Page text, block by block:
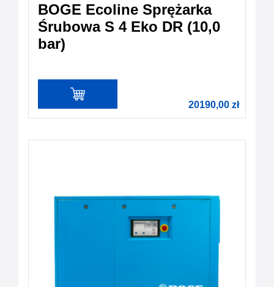
BOGE Ecoline Sprężarka
Śrubowa S 4 Eko DR (10,0
bar)
20190,00 zł